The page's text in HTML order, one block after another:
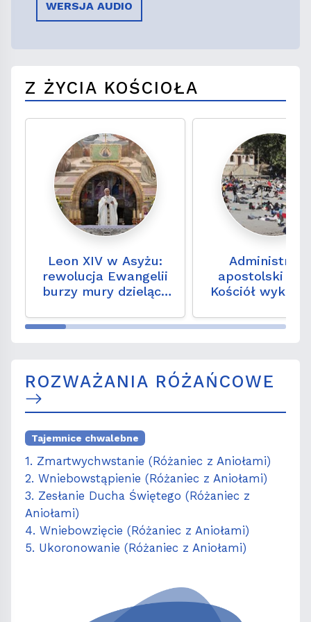
WERSJA AUDIO
Z ŻYCIA KOŚCIOŁA
Leon XIV w Asyżu:
rewolucja Ewangelii
burzy mury dzielące
apostolski
Kościół
obliczu
ROZWAŻANIA RÓŻAŃCOWE
Tajemnice chwalebne
1. Zmartwychwstanie (Różaniec z Aniołami)
2. Wniebowstąpienie (Różaniec z Aniołami)
3. Zesłanie Ducha Świętego (Różaniec z
Aniołami)
4. Wniebowzięcie (Różaniec z Aniołami)
5. Ukoronowanie (Różaniec z Aniołami)